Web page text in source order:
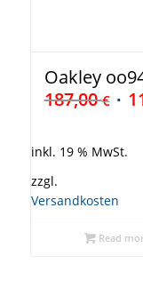
Oakley
187,00€
inkl. 19 % MwSt.
zzgl.
Versandkosten
Read